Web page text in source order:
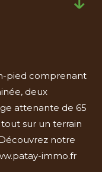
pied comprenant
deux
attenante de 65
sur un terrain
Découvrez notre
immo.fr